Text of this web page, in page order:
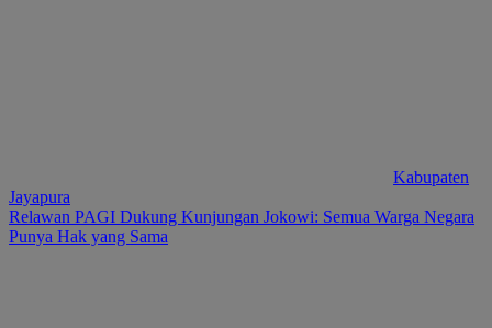
Kabupaten
Jayapura
Relawan PAGI Dukung Kunjungan Jokowi: Semua Warga Negara
Punya Hak yang Sama